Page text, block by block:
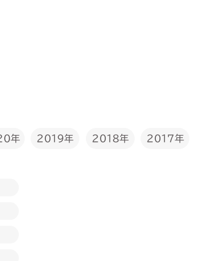
年 2019年 2018年 2017年